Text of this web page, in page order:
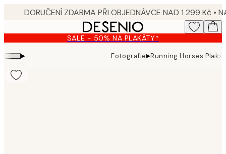
content.
SALE - 50% NA PLAKÁTY*
▸ Fotografie▸Running Horses Plakát